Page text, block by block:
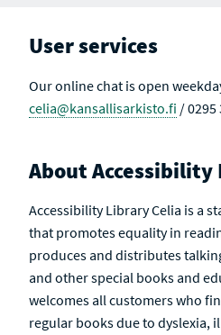
User services
Our online chat is open
celia@kansallisarkisto.fi / 0295
About Accessibility
Accessibility Library Celia is a
that promotes equality in
produces and distributes
and other special books and
welcomes all customers who
regular books due to dyslexia,